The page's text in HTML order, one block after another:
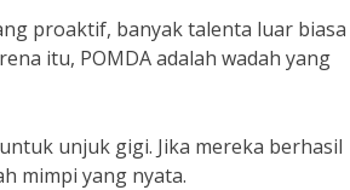
proaktif, banyak talenta luar biasa
itu, POMDA adalah wadah yang
unjuk gigi. Jika mereka berhasil
mimpi yang nyata.